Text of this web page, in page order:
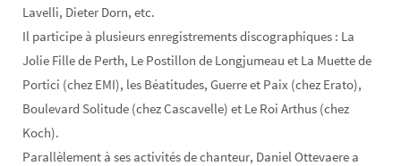
Lavelli, Dieter Dorn, etc.
Il participe à plusieurs enregistrements discographiques : La
Jolie Fille de Perth, Le Postillon de Longjumeau et La Muette de
Portici (chez EMI), les Béatitudes, Guerre et Paix (chez Erato),
Boulevard Solitude (chez Cascavelle) et Le Roi Arthus (chez
Koch).
Parallèlement à ses activités de chanteur, Daniel Ottevaere a